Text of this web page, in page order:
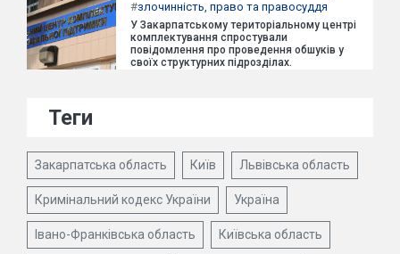
#злочинність, право та правосуддя
У Закарпатському територіальному центрі
комплектування спростували
повідомлення про проведення обшуків у
своїх структурних підрозділах.
Теги
Закарпатська область Київ Львівська область
Кримінальний кодекс України Україна
Івано-Франківська область Київська область